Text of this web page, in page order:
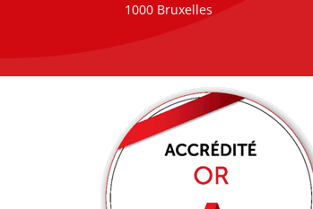
1000 Bruxelles